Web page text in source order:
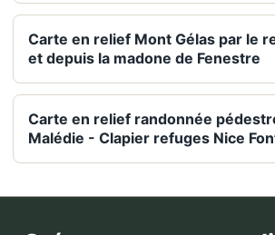
Carte en relief Mont Gélas par le
et depuis la madone de Fenestre
Carte en relief randonnée
Malédie - Clapier refuges Nice